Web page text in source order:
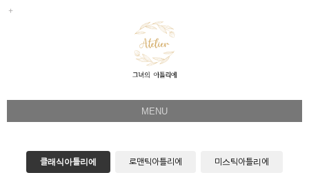
MENU
Flower Directing
클래식아틀리에 로맨틱아틀리에 미스틱아틀리에